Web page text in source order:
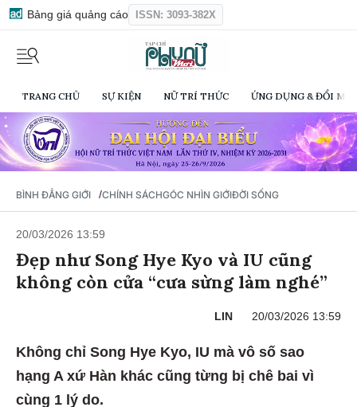
Bảng giá quảng cáo ISSN: 3093-382X
TRANG CHỦ SỰ KIỆN NỮ TRÍ THỨC ỨNG DỤNG & ĐỔI
BÌNH ĐẲNG GIỚI /CHÍNH SÁCHGÓC NHÌN GIỚIĐỜI SỐNG
20/03/2026 13:59
Đẹp như Song Hye Kyo và IU cũng
không còn cửa “cưa sừng làm nghé”
LIN 20/03/2026 13:59
Không chỉ Song Hye Kyo, IU mà vô số sao
hạng A xứ Hàn khác cũng từng bị chê bai vì
cùng 1 lý do.